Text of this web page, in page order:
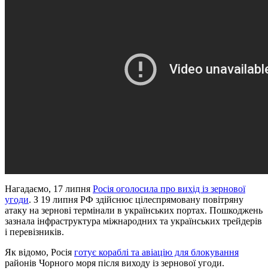
Нагадаємо, 17 липня Росія оголосила про вихід із зернової
угоди. З 19 липня РФ здійснює цілеспрямовану повітряну
атаку на зернові термінали в українських портах. Пошкоджень
зазнала інфраструктура міжнародних та українських трейдерів
і перевізників.
Як відомо, Росія готує кораблі та авіацію для блокування
районів Чорного моря після виходу із зернової угоди.